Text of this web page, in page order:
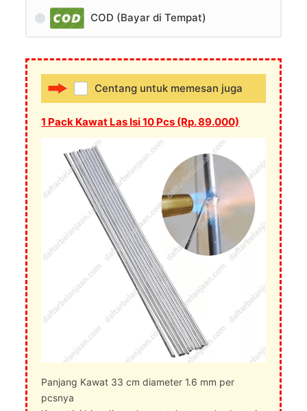
COD (Bayar di Tempat)
Centang untuk memesan juga
1 Pack Kawat Las Isi 10 Pcs (Rp. 89.000)
Panjang Kawat 33 cm diameter 1.6 mm per
pcsnya